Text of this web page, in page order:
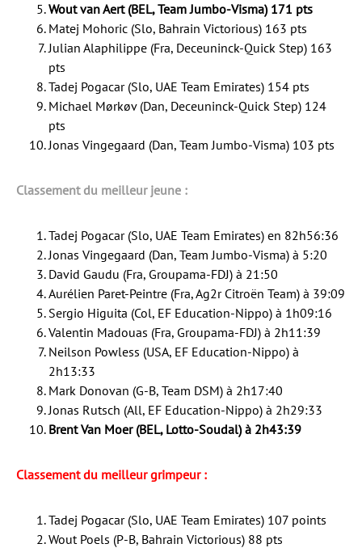
Wout van Aert (BEL, Team Jumbo-Visma) 171 pts
Matej Mohoric (Slo, Bahrain Victorious) 163 pts
Julian Alaphilippe (Fra, Deceuninck-Quick Step) 163
pts
Tadej Pogacar (Slo, UAE Team Emirates) 154 pts
Michael Mørkøv (Dan, Deceuninck-Quick Step) 124
pts
Jonas Vingegaard (Dan, Team Jumbo-Visma) 103 pts
Classement du meilleur jeune :
Tadej Pogacar (Slo, UAE Team Emirates) en 82h56:36
Jonas Vingegaard (Dan, Team Jumbo-Visma) à 5:20
David Gaudu (Fra, Groupama-FDJ) à 21:50
Aurélien Paret-Peintre (Fra, Ag2r Citroën Team) à 39:09
Sergio Higuita (Col, EF Education-Nippo) à 1h09:16
Valentin Madouas (Fra, Groupama-FDJ) à 2h11:39
Neilson Powless (USA, EF Education-Nippo) à
2h13:33
Mark Donovan (G-B, Team DSM) à 2h17:40
Jonas Rutsch (All, EF Education-Nippo) à 2h29:33
Brent Van Moer (BEL, Lotto-Soudal) à 2h43:39
Classement du meilleur grimpeur :
Tadej Pogacar (Slo, UAE Team Emirates) 107 points
Wout Poels (P-B, Bahrain Victorious) 88 pts